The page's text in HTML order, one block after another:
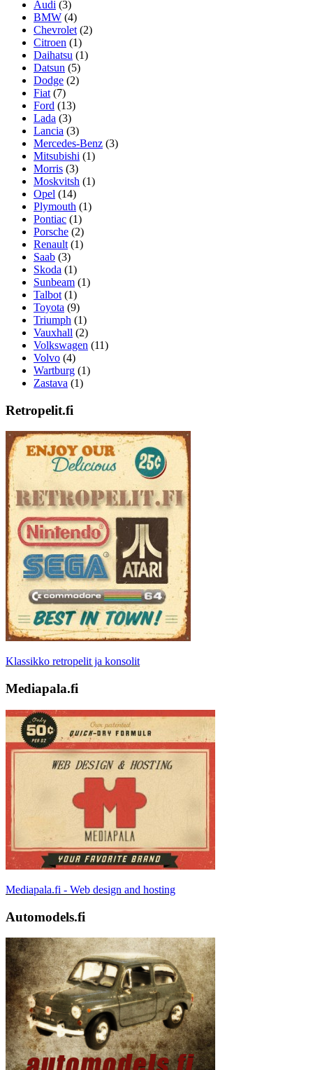
Audi (3)
BMW (4)
Chevrolet (2)
Citroen (1)
Daihatsu (1)
Datsun (5)
Dodge (2)
Fiat (7)
Ford (13)
Lada (3)
Lancia (3)
Mercedes-Benz (3)
Mitsubishi (1)
Morris (3)
Moskvitsh (1)
Opel (14)
Plymouth (1)
Pontiac (1)
Porsche (2)
Renault (1)
Saab (3)
Skoda (1)
Sunbeam (1)
Talbot (1)
Toyota (9)
Triumph (1)
Vauxhall (2)
Volkswagen (11)
Volvo (4)
Wartburg (1)
Zastava (1)
Retropelit.fi
Klassikko retropelit ja konsolit
Mediapala.fi
Mediapala.fi - Web design and hosting
Automodels.fi